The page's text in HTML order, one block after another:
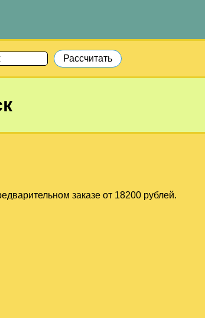
заказе от 18200 рублей.